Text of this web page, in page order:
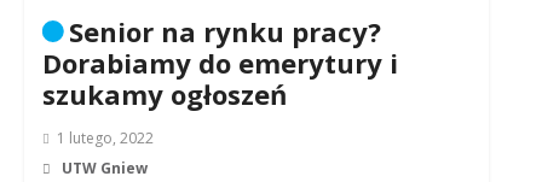
Senior na rynku pracy?
Dorabiamy do emerytury i
szukamy ogłoszeń
1 lutego, 2022
UTW Gniew